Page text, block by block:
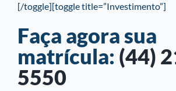
[/toggle][toggle title=”Investimento”]
Faça agora sua
matrícula: (44)
5550